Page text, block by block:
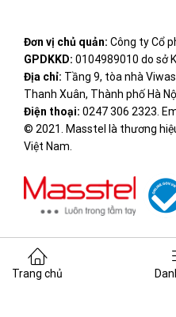
Đơn vị chủ quản: Công ty Cổ
GPDKKD: 0104989010 do sở
Địa chỉ: Tầng 9, tòa nhà
Thanh Xuân, Thành phố Hà
Điện thoại: 0247 306 2323.
© 2021. Masstel là thương
Việt Nam.
Trang chủ